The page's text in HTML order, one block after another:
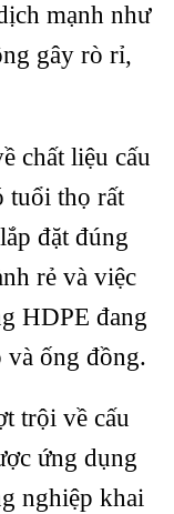
mạnh như
gây rò rỉ,
chất liệu cấu
tuổi thọ rất
đặt đúng
rẻ và việc
HDPE đang
và ống đồng.
trội về cấu
ứng dụng
nghiệp khai